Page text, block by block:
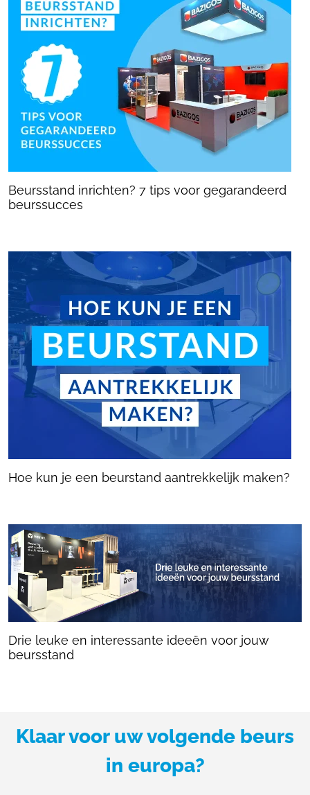
Beursstand inrichten? 7 tips voor gegarandeerd
beurssucces
Hoe kun je een beurstand aantrekkelijk maken?
Drie leuke en interessante ideeën voor jouw
beursstand
Klaar voor uw volgende beurs
in europa?